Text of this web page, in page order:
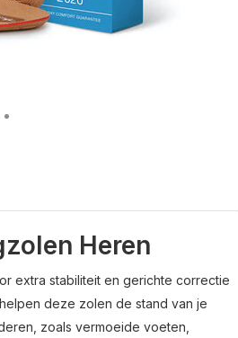
Heren
extra stabiliteit en gerichte correctie
deze zolen de stand van je
zoals vermoeide voeten,